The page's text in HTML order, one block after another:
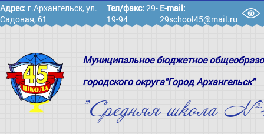
Адрес: г.Архангельск, ул.
Садовая, 61
Тел/факс: 29-
19-94
E-mail:
29school45@mail.ru
Муниципальное бюджетное
городского округа"Город Архангельск"
"Средняя школа